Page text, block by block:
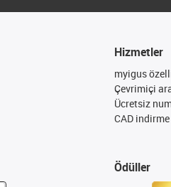
Hizmetler
myigus
Çevrimiçi
Ücretsiz
CAD
Ödüller